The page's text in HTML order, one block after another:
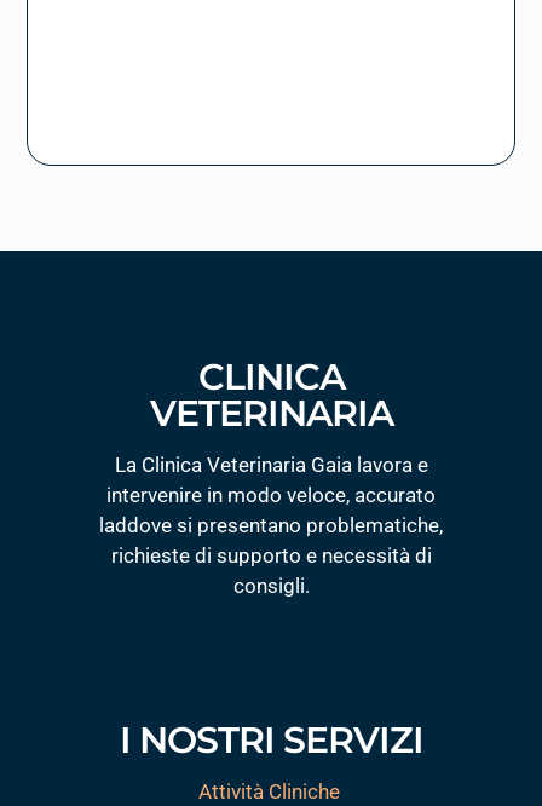
CLINICA
VETERINARIA
La Clinica Veterinaria Gaia lavora e
intervenire in modo veloce, accurato
laddove si presentano problematiche,
richieste di supporto e necessità di
consigli.
I NOSTRI SERVIZI
Attività Cliniche